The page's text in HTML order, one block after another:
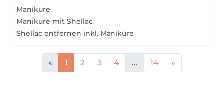
Maniküre
Maniküre mit Shellac
Shellac entfernen inkl. Maniküre
« 1 2 3 4 ... 14 »